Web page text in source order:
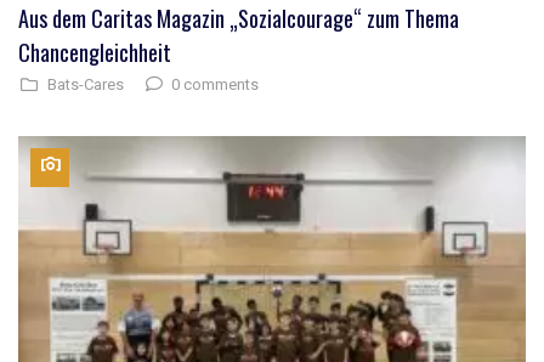
Aus dem Caritas Magazin „Sozialcourage“ zum Thema
Chancengleichheit
Bats-Cares 0 comments